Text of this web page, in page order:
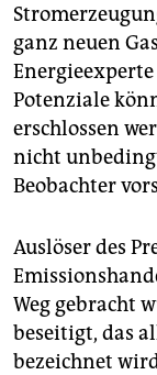
ganz neuen
Potenziale
erschlossen
nicht
Beobachter
Auslöser des
Weg gebracht
beseitigt, das
bezeichnet